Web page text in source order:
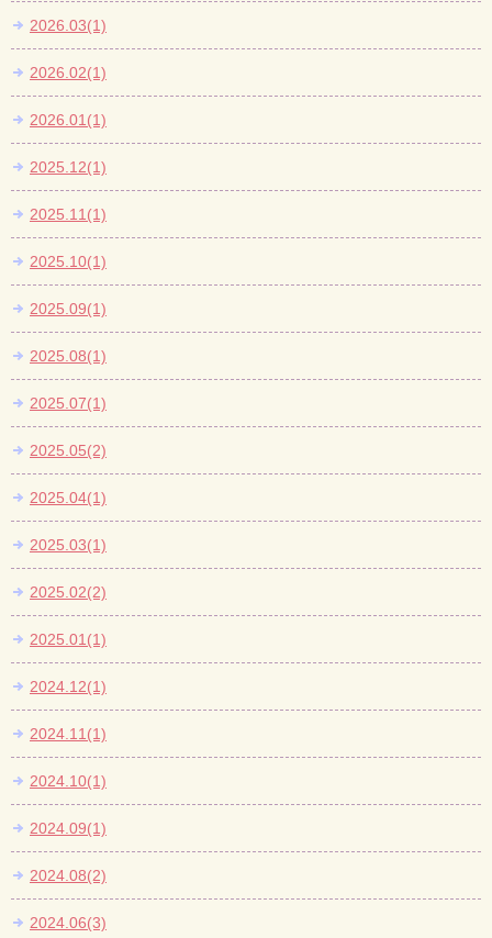
2026.03(1)
2026.02(1)
2026.01(1)
2025.12(1)
2025.11(1)
2025.10(1)
2025.09(1)
2025.08(1)
2025.07(1)
2025.05(2)
2025.04(1)
2025.03(1)
2025.02(2)
2025.01(1)
2024.12(1)
2024.11(1)
2024.10(1)
2024.09(1)
2024.08(2)
2024.06(3)